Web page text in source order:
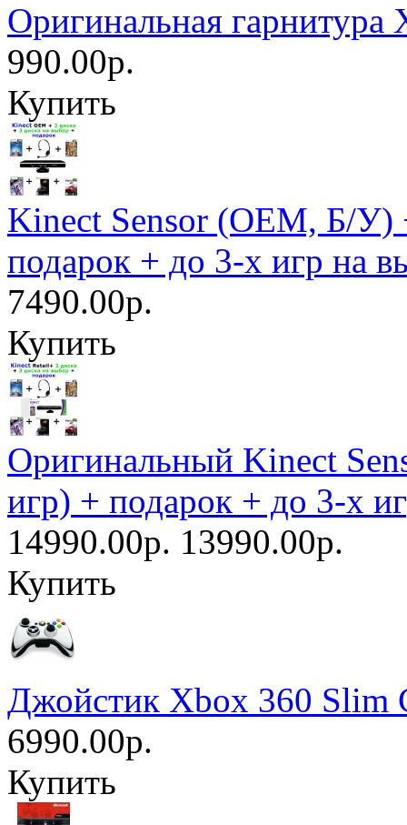
Оригинальная гарнитура
990.00р.
Купить
Kinect Sensor (OEM, Б/У)
подарок + до 3-x игр на
7490.00р.
Купить
Оригинальный Kinect
игр) + подарок + до 3-х
14990.00р. 13990.00р.
Купить
Джойстик Xbox 360 Slim
6990.00р.
Купить